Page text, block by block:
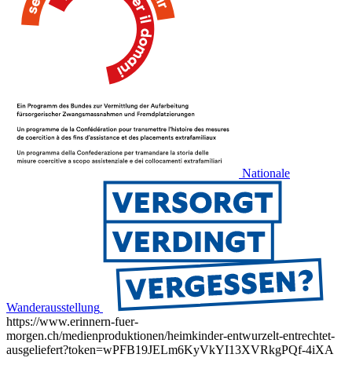
Nationale
Wanderausstellung
https://www.erinnern-fuer-
morgen.ch/medienproduktionen/heimkinder-entwurzelt-entrechtet-
ausgeliefert?token=wPFB19JELm6KyVkYI13XVRkgPQf-4iXA